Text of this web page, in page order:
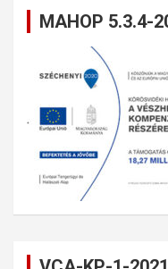
MAHOP 5.3.4-